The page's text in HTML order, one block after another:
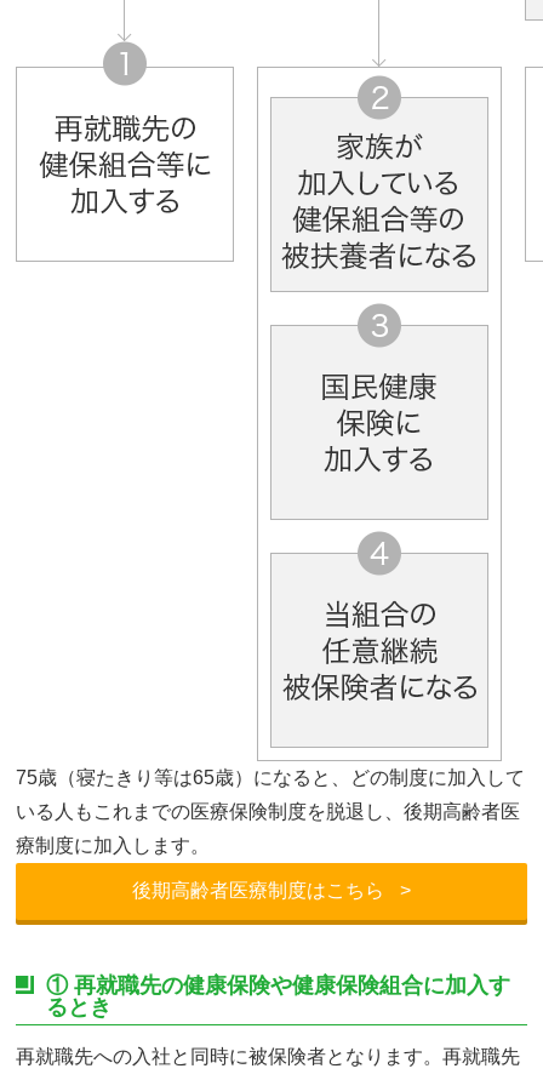
75歳（寝たきり等は65歳）になると、どの制度に加入して
いる人もこれまでの医療保険制度を脱退し、後期高齢者医
療制度に加入します。
後期高齢者医療制度はこちら >
① 再就職先の健康保険や健康保険組合に加入す
るとき
再就職先への入社と同時に被保険者となります。再就職先